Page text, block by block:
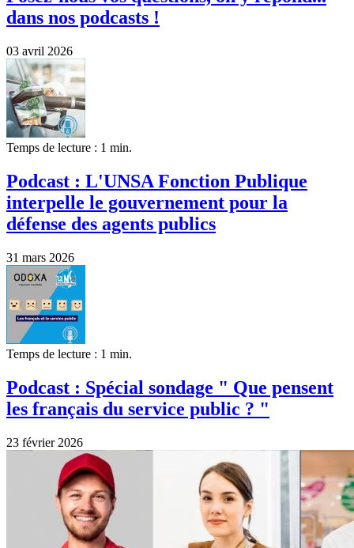
dans nos podcasts !
03 avril 2026
Temps de lecture : 1 min.
Podcast : L'UNSA Fonction Publique
interpelle le gouvernement pour la
défense des agents publics
31 mars 2026
Temps de lecture : 1 min.
Podcast : Spécial sondage " Que pensent
les français du service public ? "
23 février 2026